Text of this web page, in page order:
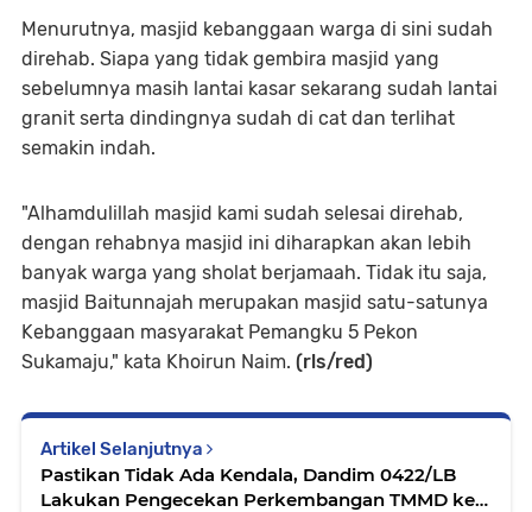
Menurutnya, masjid kebanggaan warga di sini sudah
direhab. Siapa yang tidak gembira masjid yang
sebelumnya masih lantai kasar sekarang sudah lantai
granit serta dindingnya sudah di cat dan terlihat
semakin indah.
"Alhamdulillah masjid kami sudah selesai direhab,
dengan rehabnya masjid ini diharapkan akan lebih
banyak warga yang sholat berjamaah. Tidak itu saja,
masjid Baitunnajah merupakan masjid satu-satunya
Kebanggaan masyarakat Pemangku 5 Pekon
Sukamaju," kata Khoirun Naim. (rls/red)
Artikel Selanjutnya
Pastikan Tidak Ada Kendala, Dandim 0422/LB
Lakukan Pengecekan Perkembangan TMMD ke-